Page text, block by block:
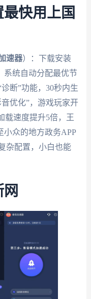
快用上国
速器）：下载安装
系统自动分配最优节
断”功能，30秒内生
优化”，游戏玩家开
载速度提升5倍，王
小众的地方政务APP
杂配置，小白也能